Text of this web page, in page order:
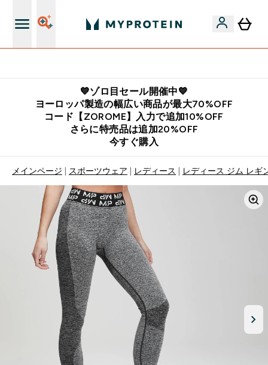
💙ゾロ目セール開催中💙
ヨーロッパ製造の幅広い商品が最大70%OFF
コード【ZOROME】入力で追加10%OFF
さらに特売品は追加20%OFF
今すぐ購入
メインページ スポーツウェア レディース レディース ジム レギ